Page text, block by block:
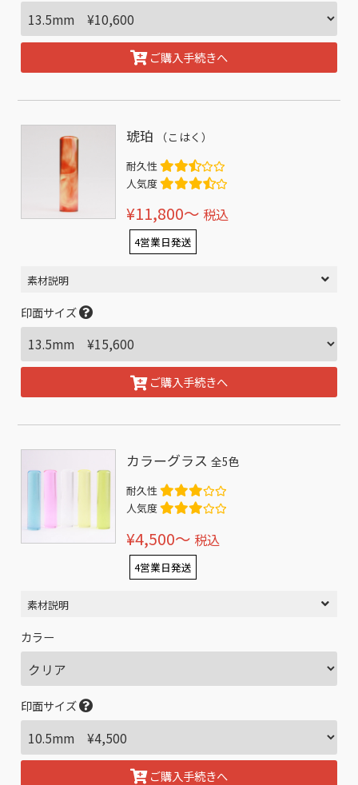
ご購入手続きへ
琥珀 （こはく）
耐久性
人気度
¥11,800〜 税込
4営業日発送
素材説明
印面サイズ
ご購入手続きへ
カラーグラス全5色
耐久性
人気度
¥4,500〜 税込
4営業日発送
素材説明
カラー
印面サイズ
ご購入手続きへ